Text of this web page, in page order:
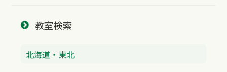
教室検索
北海道・東北